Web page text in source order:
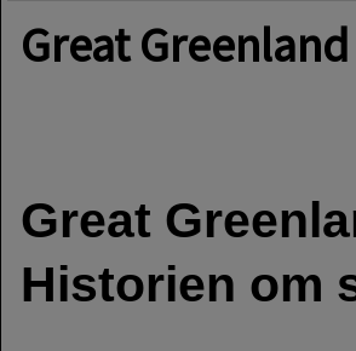
Great
Great
Historien om